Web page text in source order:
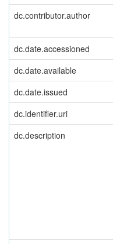
dc.contributor.author
dc.date.accessioned
dc.date.available
dc.date.issued
dc.identifier.uri
dc.description